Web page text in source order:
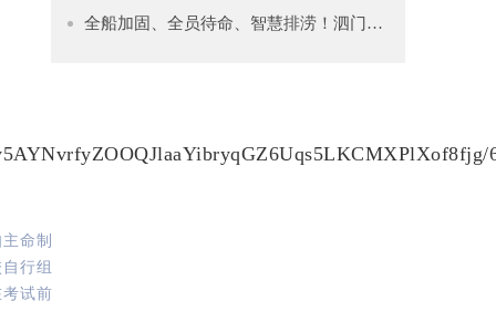
命制
行组
试前
全船加固、全员待命、智慧排涝！泗门镇筑牢防台“安全堤”